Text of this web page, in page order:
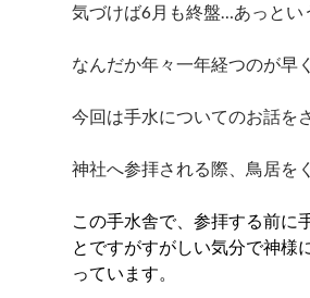
気づけば6月も終盤…あっとい
なんだか年々一年経つのが早
今回は手水についてのお話を
神社へ参拝される際、鳥居を
この手水舎で、参拝する前に
とですがすがしい気分で神様
っています。